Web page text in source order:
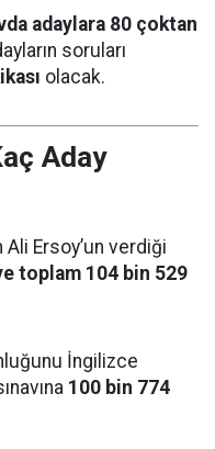
adaylara 80 çoktan
soruları
olacak.
Aday
Ali Ersoy’un verdiği
toplam 104 bin 529
İngilizce
100 bin 774